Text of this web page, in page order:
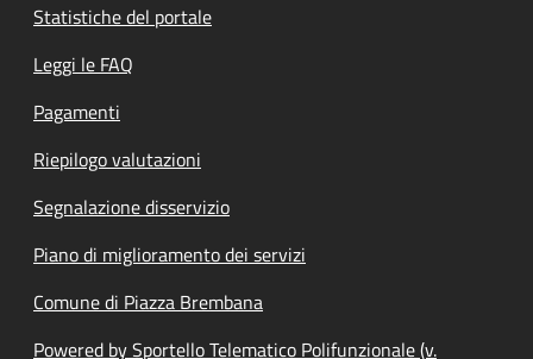
Statistiche del portale
Leggi le FAQ
Pagamenti
Riepilogo valutazioni
Segnalazione disservizio
Piano di miglioramento dei servizi
Comune di Piazza Brembana
Powered by Sportello Telematico Polifunzionale (v.